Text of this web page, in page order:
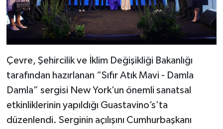
Çevre, Şehircilik ve İklim Değişikliği Bakanlığı
tarafından hazırlanan “Sıfır Atık Mavi - Damla
Damla” sergisi New York’un önemli sanatsal
etkinliklerinin yapıldığı Guastavino’s’ta
düzenlendi. Serginin açılışını Cumhurbaşkanı